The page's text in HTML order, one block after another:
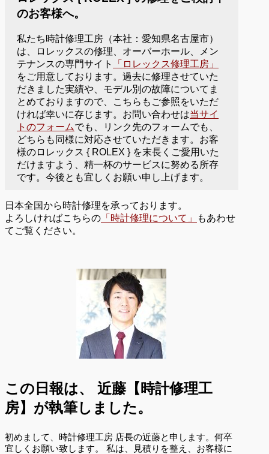
のお客様へ。
私たち時計修理工房（本社：愛知県名古屋市）
は、ロレックスの修理、オーバーホール、メン
テナンスの専門サイト
「ロレックス修理工房」
をご用意しております。過去に修理させていた
だきました実績や、モデル別の故障についてま
とめておりますので、こちらもご参照をいただ
ければ幸いに存じます。お問い合わせは当サイ
トのフォームでも、リンク先のフォームでも、
どちらも同様に対応させていただきます。お客
様のロレックス { ROLEX } を末長くご愛用いた
だけますよう、精一杯のサービスに努める所存
です。今後とも宜しくお願い申し上げます。
日本全国から時計修理を承っております。
よろしければこちらの 「時計修理について」
もあわせ
てご覧ください。
この日報は、
近藤【時計修理工
房】が執筆しました。
初めまして、時計修理工房 店長の近藤と申します。何卒
宜しくお願い致します。 私は、見積りを整え、お客様に